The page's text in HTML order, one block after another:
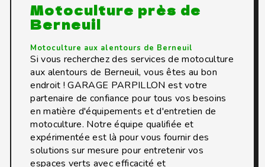
Motoculture près de
Berneuil
Motoculture aux alentours de Berneuil
Si vous recherchez des services de motoculture
aux alentours de Berneuil, vous êtes au bon
endroit ! GARAGE PARPILLON est votre
partenaire de confiance pour tous vos besoins
en matière d'équipements et d'entretien de
motoculture. Notre équipe qualifiée et
expérimentée est là pour vous fournir des
solutions sur mesure pour entretenir vos
espaces verts avec efficacité et